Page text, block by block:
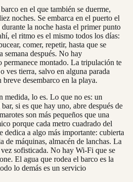
en el que también se duerme,
noches. Se embarca en el puerto el
la noche hasta el primer punto
el ritmo es el mismo todos los días:
comer, repetir, hasta que se
semana después. No hay
permanece montado. La tripulación te
ves tierra, salvo en alguna parada
desembarco en la playa.
medida, lo es. Lo que no es: un
si es que hay uno, abre después de
son más pequeños que una
porque cada metro cuadrado del
dedica a algo más importante: cubierta
de máquinas, almacén de lanchas. La
sofisticada. No hay Wi-Fi que se
El agua que rodea el barco es la
lo demás es un servicio